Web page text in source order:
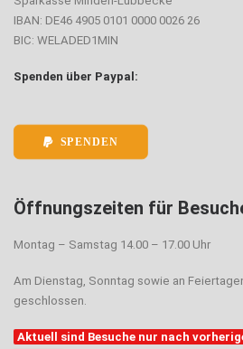
IBAN: DE46 4905 0101 0000 0026 26
BIC: WELADED1MIN
Spenden über Paypal:
SPENDEN
Öffnungszeiten für
Montag – Samstag 14.00 – 17.00 Uhr
Am Dienstag, Sonntag sowie an
geschlossen.
Aktuell sind Besuche nur nach